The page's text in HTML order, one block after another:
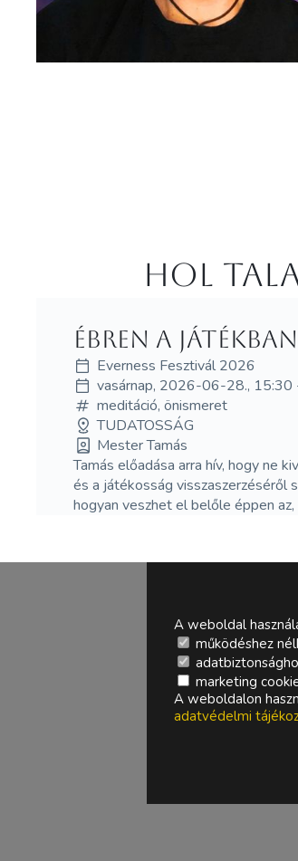
Hol
ÉBREN A
Everness Fesztivál 2026
vasárnap, 2026-06-28., 15:30
meditáció, önismeret
TUDATOSSÁG
Mester Tamás
Tamás előadása arra hív, hogy ne
és a játékosság visszaszerzéséről
hogyan veszhet el belőle éppen
A weboldal
működéshez
marketing
A weboldalon
adatvédelmi